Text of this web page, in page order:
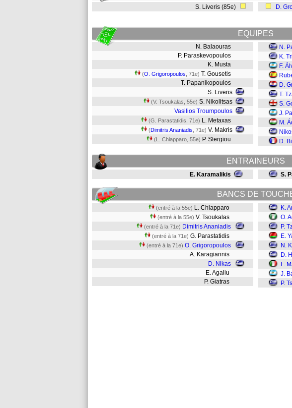
S. Liveris (85e) D.
EQUIPES
N. Balaouras
P. Paraskevopoulos
K. Musta
(O. Grigoropoulos , 71e) T. Gousetis
T. Papanikopoulos
S. Liveris
(V. Tsoukalas, 55e) S. Nikolitsas
Vasilios Troumpoulos
(G. Parastatidis, 71e) L. Metaxas
(Dimitris Ananiadis , 71e) V. Makris
(L. Chiapparo, 55e) P. Stergiou
N.
K.
F.
D.
T.
S.
J.
M.
D.
ENTRAINEURS
E. Karamalikis S.
BANCS DE
(entré à la 55e) L. Chiapparo
(entré à la 55e) V. Tsoukalas
(entré à la 71e) Dimitris Ananiadis
(entré à la 71e) G. Parastatidis
(entré à la 71e) O. Grigoropoulos
A. Karagiannis
D. Nikas
E. Agaliu
P. Giatras
K.
O.
P.
E.
N.
D.
F.
J.
P.